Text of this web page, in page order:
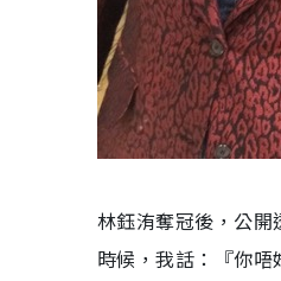
林鈺洧奪冠後，公
時候，我話：『你